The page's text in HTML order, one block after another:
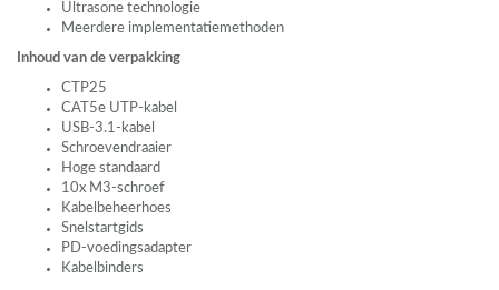
Ultrasone technologie
Meerdere implementatiemethoden
Inhoud van de verpakking
CTP25
CAT5e UTP-kabel
USB-3.1-kabel
Schroevendraaier
Hoge standaard
10x M3-schroef
Kabelbeheerhoes
Snelstartgids
PD-voedingsadapter
Kabelbinders